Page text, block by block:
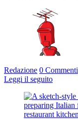
Redazione 0 Commenti
Leggi il seguito